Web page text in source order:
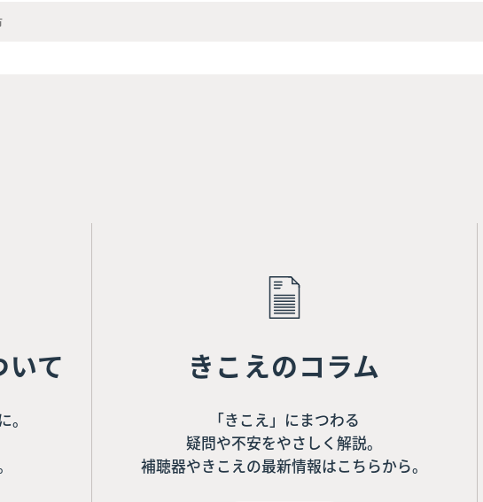
て きこえのコラム
「きこえ」にまつわる
疑問や不安をやさしく解説。
補聴器やきこえの最新情報はこちらから。